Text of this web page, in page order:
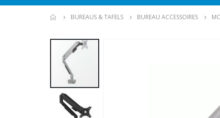
BUREAUS & TAFELS BUREAU ACCESSOIRES
naar
van
afbeeldingen-